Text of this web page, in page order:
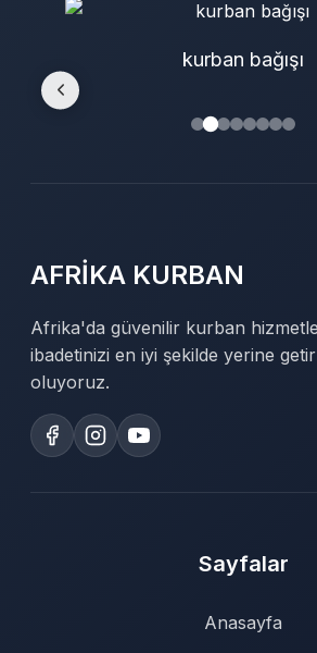
kurban bağışı
AFRİKA KURBAN
Afrika'da güvenilir kurban
ibadetinizi en iyi şekilde yerine
oluyoruz.
Sayfalar
Anasayfa